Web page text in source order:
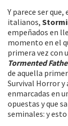
Y parece ser
italianos,
empeñados en
momento en el
primera vez con
Tormented
de aquella
Survival Horror y
enmarcadas en
opuestas y que
seminales: y